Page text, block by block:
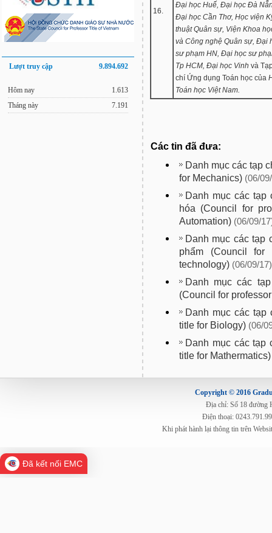
Lượt truy cập 9.894.692
Hôm nay
Tháng này
1.613
7.191
16.
Đại học Huế, Đại học Đà
Đại học Cần Thơ, Học viện
thuật Quân sự, Viện Khoa
và Công nghệ Quân sự, Đại
sư phạm HN, Đại học sư
Tp HCM, Đại học Vinh và
chí Ứng dụng Toán học của
Toán học Việt Nam.
Các tin đã đưa:
Danh mục các tạp
for Mechanics) (06/
Danh mục các
hóa (Council for
Automation) (06/09/
Danh mục các tạp
phẩm (Council for
technology) (06/09/17)
Danh mục các
(Council for
Danh mục các tạp
title for Biology) (06/
Danh mục các tạp
title for Mathermatics)
Copyright © 2016
Địa chỉ: Số 18 đường
Điện thoại:
Khi phát hành lại thông tin trên
Đã kết nối EMC